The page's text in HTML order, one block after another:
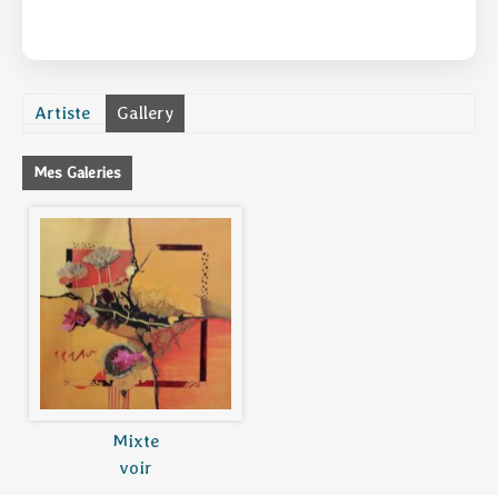
Artiste Gallery
Mes Galeries
Mixte
voir